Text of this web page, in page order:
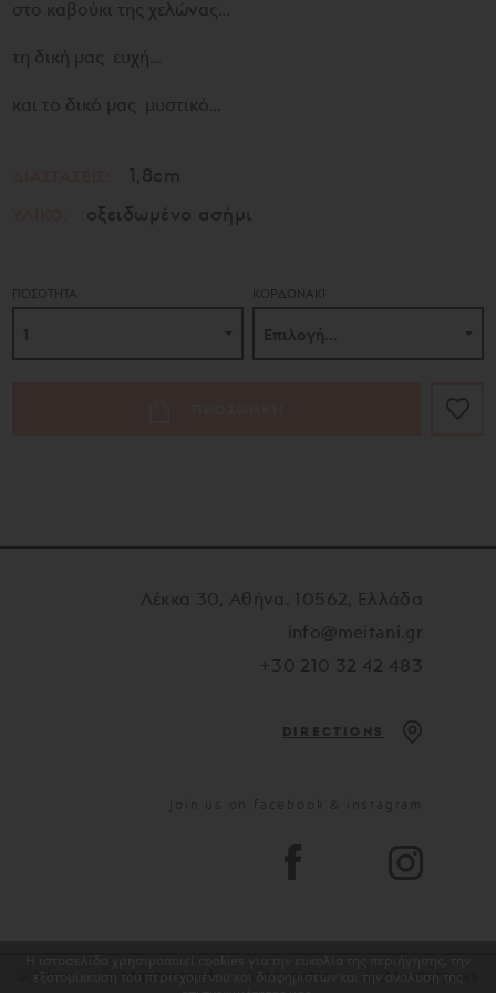
στο καβούκι της χελώνας…
τη δική μας ευχή…
και το δικό μας μυστικό…
1,8cm
οξειδωμένο ασήμι
ΠΟΣΟΤΗΤΑ ΚΟΡΔΟΝΑΚΙ
Λέκκα 30, Αθήνα. 10562, Ελλάδα
info@meitani.gr
+30 210 32 42 483
DIRECTIONS
Join us on facebook & instagram
Η ιστοσελίδα χρησιμοποιεί cookies για την ευκολία της περιήγησης, την
εξατομίκευση του περιεχομένου και διαφημίσεων και την ανάλυση της